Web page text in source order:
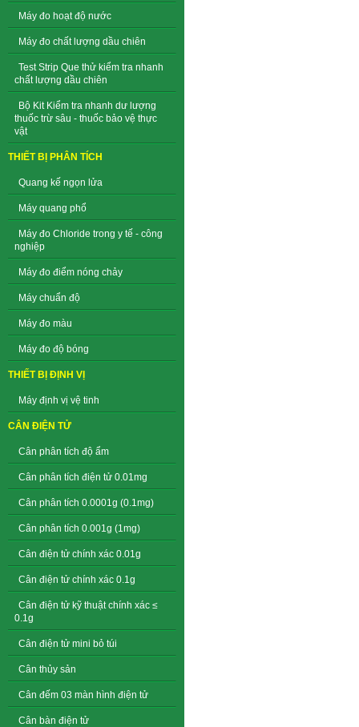
Máy đo hoạt độ nước
Máy đo chất lượng dầu chiên
Test Strip Que thử kiểm tra nhanh
chất lượng dầu chiên
Bộ Kit Kiểm tra nhanh dư lượng
thuốc trừ sâu - thuốc bảo vệ thực
vật
THIẾT BỊ PHÂN TÍCH
Quang kế ngọn lửa
Máy quang phổ
Máy đo Chloride trong y tế - công
nghiệp
Máy đo điểm nóng chảy
Máy chuẩn độ
Máy đo màu
Máy đo độ bóng
THIẾT BỊ ĐỊNH VỊ
Máy định vị vệ tinh
CÂN ĐIỆN TỬ
Cân phân tích độ ẩm
Cân phân tích điện tử 0.01mg
Cân phân tích 0.0001g (0.1mg)
Cân phân tích 0.001g (1mg)
Cân điện tử chính xác 0.01g
Cân điện tử chính xác 0.1g
Cân điện tử kỹ thuật chính xác ≤
0.1g
Cân điện tử mini bỏ túi
Cân thủy sản
Cân đếm 03 màn hình điện tử
Cân bàn điện tử